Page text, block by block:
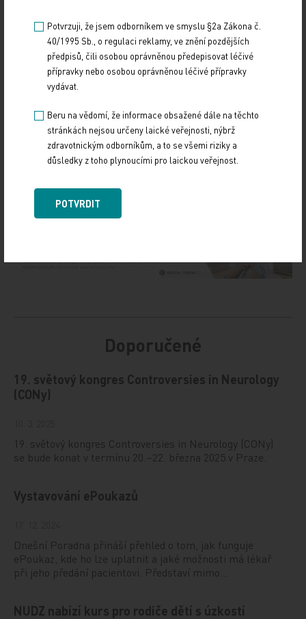
POLITIKA
Doporučené
19. světový kongres Controversies in Neurology
(CONy)
19. světový kongres Controversies in Neurology (CONy)
se bude konat v termínu 20.–22. března 2025 v Praze.
Vystavování ePoukazů
Dnešní Poradna přináší přehled o tom, jak funguje
ePoukaz, kde ho lze uplatnit a jaké možnosti má lékař
při jeho předání pacientovi. Představí mimo…
NUDZ nabízí kurs pro rodiče dětí s úzkostí
Potvrzuji, že jsem odborníkem ve smyslu §2a Zákona č.
40/1995 Sb., o regulaci reklamy, ve znění pozdějších
předpisů, čili osobou oprávněnou předepisovat léčivé
přípravky nebo osobou oprávněnou léčivé přípravky
vydávat.
Beru na vědomí, že informace obsažené dále na těchto
stránkách nejsou určeny laické veřejnosti, nýbrž
zdravotnickým odborníkům, a to se všemi riziky a
důsledky z toho plynoucími pro laickou veřejnost.
POTVRDIT